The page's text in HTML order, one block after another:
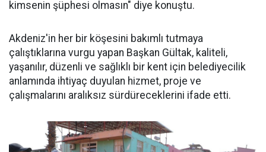
kimsenin şüphesi olmasın" diye konuştu.
Akdeniz'in her bir köşesini bakımlı tutmaya
çalıştıklarına vurgu yapan Başkan Gültak, kaliteli,
yaşanılır, düzenli ve sağlıklı bir kent için belediyecilik
anlamında ihtiyaç duyulan hizmet, proje ve
çalışmalarını aralıksız sürdüreceklerini ifade etti.